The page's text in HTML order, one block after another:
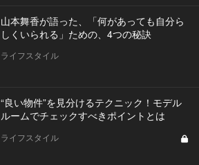
山本舞香が語った、「何があっても自分ら
しくいられる」ための、4つの秘訣
ライフスタイル
“良い物件”を見分けるテクニック！モデル
ルームでチェックすべきポイントとは
ライフスタイル